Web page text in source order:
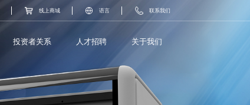
投资者关系 人才招聘 关于我们
线上商城 语言 联系我们